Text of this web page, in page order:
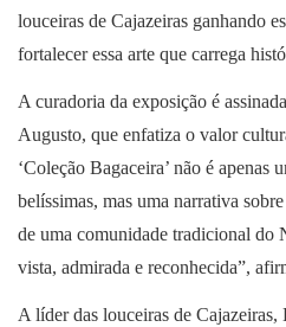
louceiras de Cajazeiras ganhando
fortalecer essa arte que carrega
A curadoria da exposição é
Augusto, que enfatiza o valor
‘Coleção Bagaceira’ não é apenas
belíssimas, mas uma narrativa
de uma comunidade tradicional do
vista, admirada e reconhecida”,
A líder das louceiras de Cajazeiras,